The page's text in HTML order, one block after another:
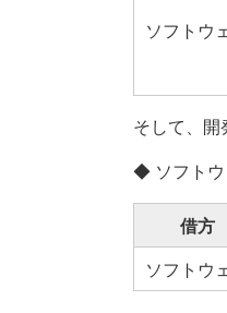
ソフトウ
そして、開
◆ ソフトウ
借方
ソフトウ